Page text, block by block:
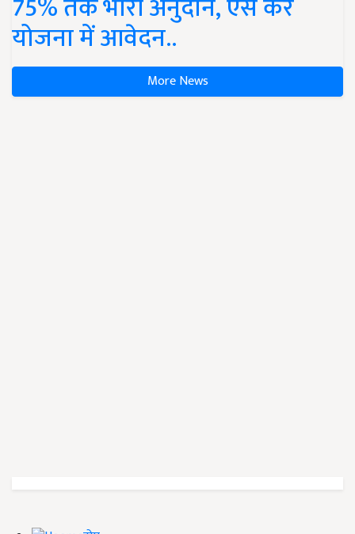
योजना में आवेदन..
More News